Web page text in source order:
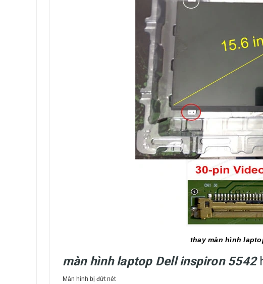
thay màn hình
màn hình laptop Dell inspiron 5542
Màn hình bị đứt nét